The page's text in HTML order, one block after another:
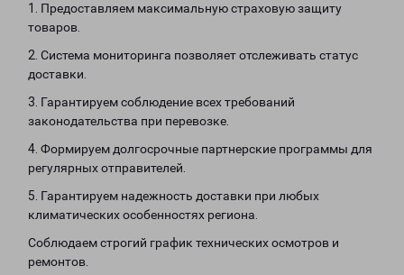
1. Предоставляем максимальную страховую защиту
товаров.
2. Система мониторинга позволяет отслеживать статус
доставки.
3. Гарантируем соблюдение всех требований
законодательства при перевозке.
4. Формируем долгосрочные партнерские программы для
регулярных отправителей.
5. Гарантируем надежность доставки при любых
климатических особенностях региона.
Соблюдаем строгий график технических осмотров и
ремонтов.